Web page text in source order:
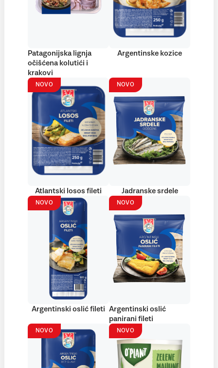
Patagonijska lignja
očišćena kolutići i
krakovi
Argentinske kozice
NOVO
Atlantski losos fileti
NOVO
Jadranske srdele
NOVO
Argentinski oslić fileti
NOVO
Argentinski oslić
panirani fileti
NOVO NOVO